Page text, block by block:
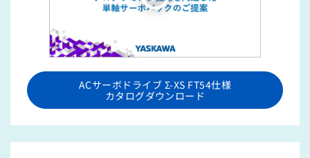
ACサーボドライブ Σ-XS FT54仕様
カタログダウンロード